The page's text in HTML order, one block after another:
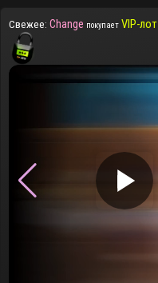
Свежее: Change покупает VIP-лот
▶